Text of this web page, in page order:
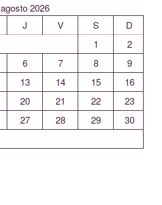
agosto 2026
J V S
D
1
2
6 7 8
9
13 14 15
16
20 21 22
23
27 28 29
30